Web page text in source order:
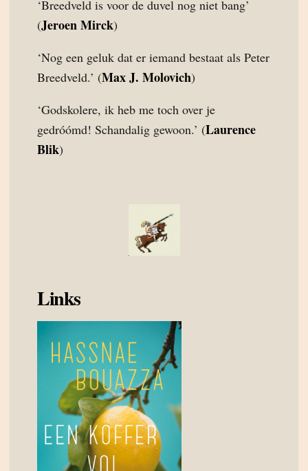
‘Breedveld is voor de duvel nog niet bang’
(Jeroen Mirck)
‘Nog een geluk dat er iemand bestaat als Peter
Breedveld.’ (Max J. Molovich)
‘Godskolere, ik heb me toch over je
gedróómd! Schandalig gewoon.’ (Laurence
Blik)
Links